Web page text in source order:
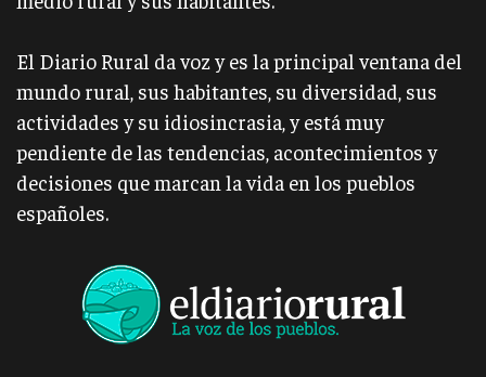
El Diario Rural da voz y es la principal ventana del
mundo rural, sus habitantes, su diversidad, sus
actividades y su idiosincrasia, y está muy
pendiente de las tendencias, acontecimientos y
decisiones que marcan la vida en los pueblos
españoles.